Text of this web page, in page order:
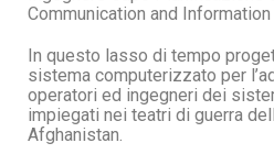
Communication and
In questo lasso di tempo
sistema computerizzato per
operatori ed ingegneri dei
impiegati nei teatri di guerra
Afghanistan.